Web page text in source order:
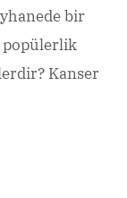
bir
popülerlik
Kanser